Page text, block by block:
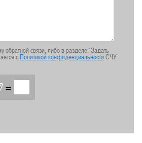
связи, либо в разделе "Задать
сПолитикой конфиденциальностиСЧУ
=